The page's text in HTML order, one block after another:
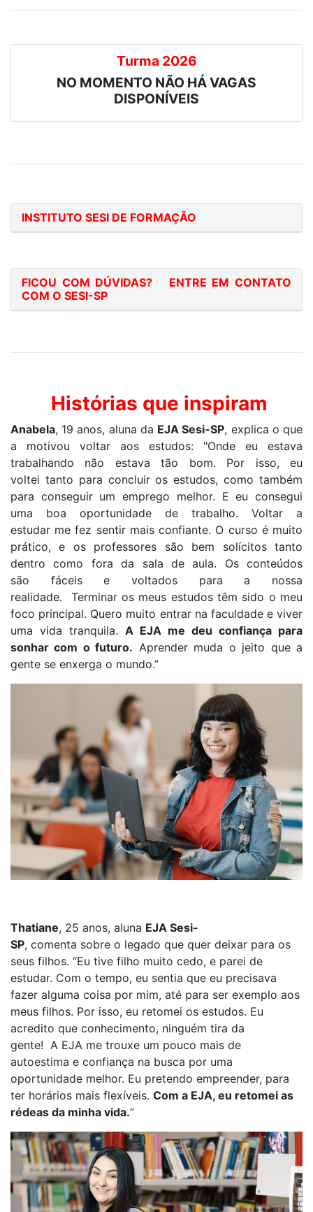
Turma 2026
NO MOMENTO NÃO HÁ VAGAS
DISPONÍVEIS
INSTITUTO SESI DE FORMAÇÃO
FICOU COM DÚVIDAS? ENTRE EM CONTATO
COM O SESI-SP
Histórias que inspiram
Anabela, 19 anos, aluna da EJASesi-SP, explica o que
a motivou voltar aos estudos: "Onde eu estava
trabalhando não estava tão bom. Por isso, eu
voltei tanto para concluiros estudos, como também
para conseguir um emprego melhor. E eu consegui
uma boa oportunidade de trabalho. Voltar a
estudar me fez sentir mais confiante. O curso é muito
prático, e os professores são bem solícitos tanto
dentro como fora da sala de aula. Os conteúdos
são fáceis e voltados para a nossa
realidade.
Terminar os meus estudostêm sido o meu
foco principal. Quero muito entrar na faculdade e viver
uma vida tranquila. A EJA me deu confiança para
sonhar com o futuro. Aprender muda o jeito que a
gente se enxerga o mundo.”
Thatiane, 25 anos, aluna EJA Sesi-
SP, comenta sobre o legado que quer deixar para os
seus filhos. “Eu tive filho muito cedo, e parei de
estudar. Com o tempo, eu sentia que eu precisava
fazer alguma coisa por mim, até para ser exemplo aos
meus filhos. Por isso, eu retomei os estudos. Eu
acredito que conhecimento, ninguém tira da
gente! A EJA me trouxe um pouco mais de
autoestima e confiança na busca por uma
oportunidade melhor. Eu pretendo empreender, para
ter horários mais flexíveis. Com a EJA, eu retomei as
rédeas da minha vida.”